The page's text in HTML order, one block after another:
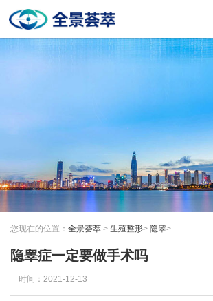
您现在的位置： 全景荟萃 > 生殖整形> 隐睾>
隐睾症一定要做手术吗
时间：2021-12-13